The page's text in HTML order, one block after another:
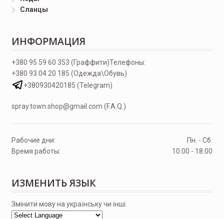
Сланцы
ИНФОРМАЦИЯ
Телефоны:
+380 95 59 60 353 (Граффити)
+380 93 04 20 185 (Одежда\Обувь)
+380930420185 (Telegram)
spray.town.shop@gmail.com (F.A.Q.)
Рабочие дни:
Пн. - Сб.
Время работы:
10.00 - 18.00
ИЗМЕНИТЬ ЯЗЫК
Змінити мову на українську чи інші: